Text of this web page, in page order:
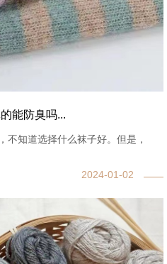
能防臭吗...
不知道选择什么袜子好。但是，
2024-01-02